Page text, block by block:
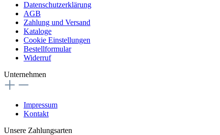
Datenschutzerklärung
AGB
Zahlung und Versand
Kataloge
Cookie Einstellungen
Bestellformular
Widerruf
Unternehmen
Impressum
Kontakt
Unsere Zahlungsarten